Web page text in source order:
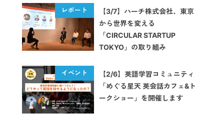
【3/7】ハーチ株式会社、東京
から世界を変える
「CIRCULAR STARTUP
TOKYO」の取り組み
【2/6】英語学習コミュニティ
「めぐる星天 英会話カフェ&ト
ークショー」を開催します